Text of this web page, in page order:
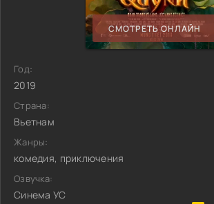
СМОТРЕТЬ ОНЛАЙН
Год:
2019
Страна:
Вьетнам
Жанры:
комедия, приключения
Озвучка:
Синема УС